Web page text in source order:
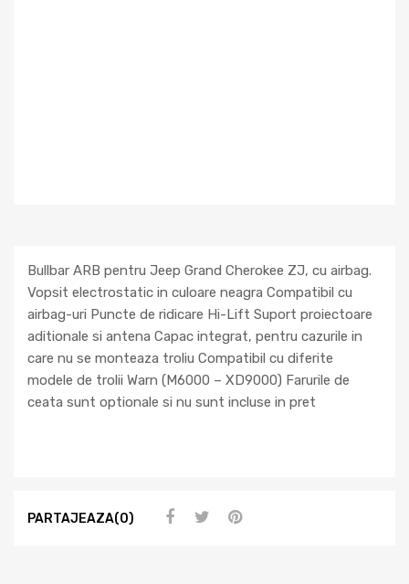
Bullbar ARB pentru Jeep Grand Cherokee ZJ, cu airbag.
Vopsit electrostatic in culoare neagra Compatibil cu
airbag-uri Puncte de ridicare Hi-Lift Suport proiectoare
aditionale si antena Capac integrat, pentru cazurile in
care nu se monteaza troliu Compatibil cu diferite
modele de trolii Warn (M6000 – XD9000) Farurile de
ceata sunt optionale si nu sunt incluse in pret
PARTAJEAZA(0)